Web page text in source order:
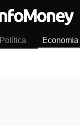
Política Economia